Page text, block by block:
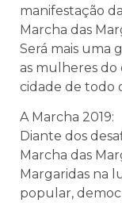
manifestação
Marcha das
Será mais uma
as mulheres do
cidade de todo
A Marcha 2019:
Diante dos
Marcha das
Margaridas na
popular,